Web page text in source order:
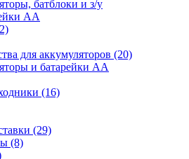
батблоки и з/у
AA
для аккумуляторов (20)
и батарейки AA
(16)
(29)
(8)